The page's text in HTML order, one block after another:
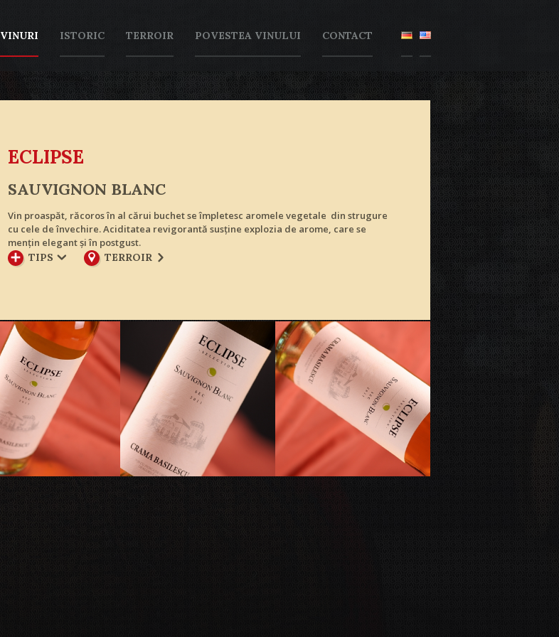
VINURI ISTORIC TERROIR POVESTEA VINULUI CONTACT
ECLIPSE
SAUVIGNON BLANC
Vin proaspăt, răcoros în al cărui buchet se împletesc aromele vegetale din strugure
cu cele de învechire. Aciditatea revigorantă susţine explozia de arome, care se
menţin elegant şi în postgust.
TIPS
TERROIR